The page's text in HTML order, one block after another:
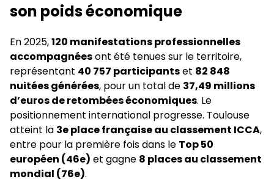
son poids économique
En 2025,120 manifestations professionnelles
accompagnéesont été tenues sur le territoire,
représentant 40 757 participantset 82 848
nuitées générées, pour un total de 37,49 millions
d’euros de retombées économiques. Le
positionnement international progresse. Toulouse
atteint la 3e place française au classement ICCA,
entre pour la première fois dans le Top 50
européen (46e) et gagne 8 places au classement
mondial (76e).